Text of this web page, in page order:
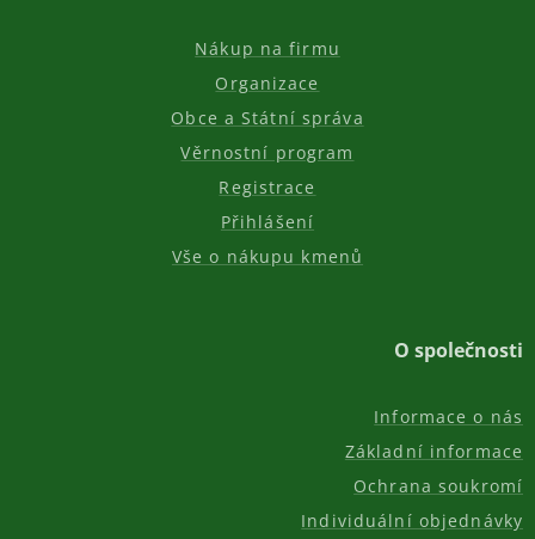
Nákup na firmu
Organizace
Obce a Státní správa
Věrnostní program
Registrace
Přihlášení
Vše o nákupu kmenů
O společnosti
Informace o nás
Základní informace
Ochrana soukromí
Individuální objednávky